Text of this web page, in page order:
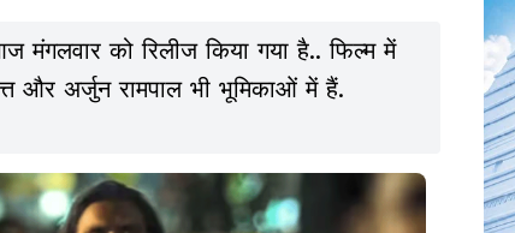
मंगलवार को रिलीज किया गया है.. फिल्म में
और अर्जुन रामपाल भी भूमिकाओं में हैं.